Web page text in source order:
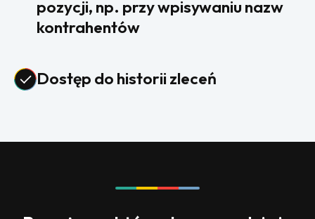
pozycji, np. przy wpisywaniu nazw
kontrahentów
Dostęp do historii zleceń